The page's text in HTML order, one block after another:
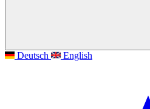
Deutsch English